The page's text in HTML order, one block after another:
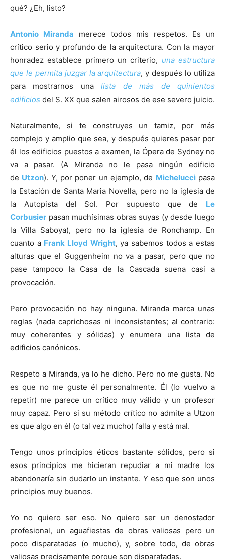
qué? ¿Eh, listo?
Antonio Miranda merece todos mis respetos. Es un
crítico serio y profundo de la arquitectura. Con la mayor
honradez establece primero un criterio, una estructura
que le permita juzgar la arquitectura, y después lo utiliza
para mostrarnos unalista de más de quinientos
edificios del S. XX que salen airosos de ese severo juicio.
Naturalmente, si te construyes un tamiz, por más
complejo y amplio que sea, y después quieres pasar por
él los edificios puestos a examen, la Ópera de Sydney no
va a pasar. (A Miranda no le pasa ningún edificio
de Utzon). Y, por poner un ejemplo, de Micheluccipasa
la Estación de Santa Maria Novella, pero no la iglesia de
la Autopista del Sol. Por supuesto que de Le
Corbusier pasan muchísimas obras suyas (y desde luego
la Villa Saboya), pero no la iglesia de Ronchamp. En
cuanto a Frank Lloyd Wright, ya sabemos todos a estas
alturas que el Guggenheim no va a pasar, pero que no
pase tampoco la Casa de la Cascada suena casi a
provocación.
Pero provocación no hay ninguna. Miranda marca unas
reglas (nada caprichosas ni inconsistentes; al contrario:
muy coherentes y sólidas) y enumera una lista de
edificios canónicos.
Respeto a Miranda, ya lo he dicho. Pero no me gusta. No
es que no me guste él personalmente. Él (lo vuelvo a
repetir) me parece un crítico muy válido y un profesor
muy capaz. Pero si su método crítico no admite a Utzon
es que algo en él (o tal vez mucho) falla y está mal.
Tengo unos principios éticos bastante sólidos, pero si
esos principios me hicieran repudiar a mi madre los
abandonaría sin dudarlo un instante. Y eso que son unos
principios muy buenos.
Yo no quiero ser eso. No quiero ser un denostador
profesional, un aguafiestas de obras valiosas pero un
poco disparatadas (o mucho), y, sobre todo, de obras
valiosas precisamente porque son disparatadas.